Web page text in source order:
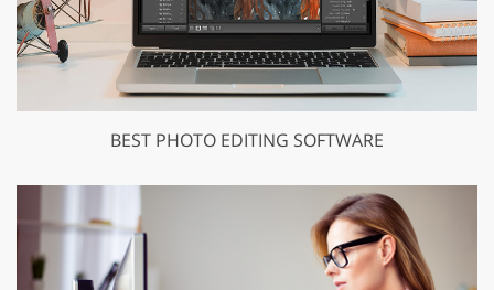
BEST PHOTO EDITING SOFTWARE